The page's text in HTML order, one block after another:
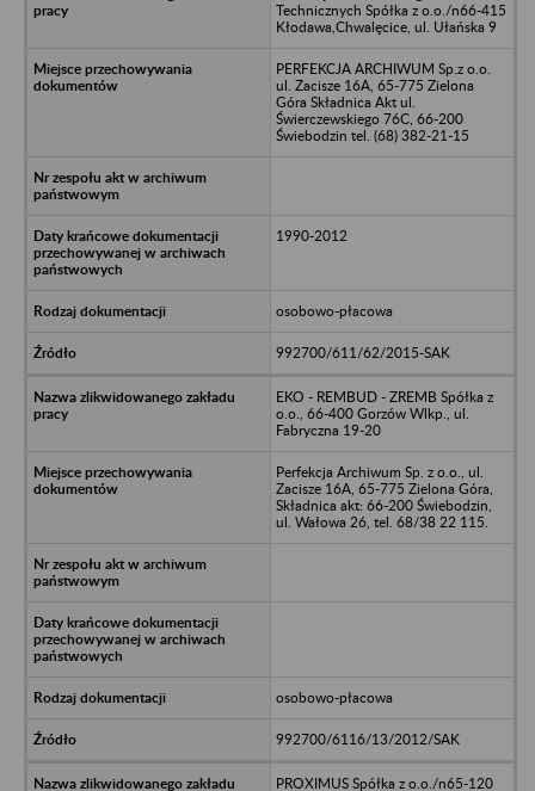
Technicznych Spółka z o.o./n66-415
Kłodawa,Chwalęcice, ul. Ułańska 9
PERFEKCJA ARCHIWUM Sp.z o.o.
ul. Zacisze 16A, 65-775 Zielona
Góra Składnica Akt ul.
Świerczewskiego 76C, 66-200
Świebodzin tel. (68) 382-21-15
1990-2012
osobowo-płacowa
992700/611/62/2015-SAK
EKO - REMBUD - ZREMB Spółka z
o.o., 66-400 Gorzów Wlkp., ul.
Fabryczna 19-20
Perfekcja Archiwum Sp. z o.o., ul.
Zacisze 16A, 65-775 Zielona Góra,
Składnica akt: 66-200 Świebodzin,
ul. Wałowa 26, tel. 68/38 22 115.
osobowo-płacowa
992700/6116/13/2012/SAK
PROXIMUS Spółka z o.o./n65-120